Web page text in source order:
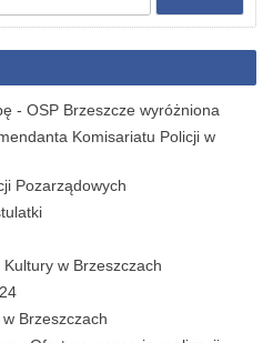
- OSP Brzeszcze wyróżniona
Komisariatu Policji w
Pozarządowych
w Brzeszczach
Brzeszczach